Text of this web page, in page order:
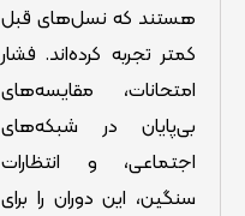
هستند که نسل‌های قبل
کمتر تجربه کرده‌اند. فشار
امتحانات، مقایسه‌های
بی‌پایان در شبکه‌های
اجتماعی، و انتظارات
سنگین، این دوران را برای